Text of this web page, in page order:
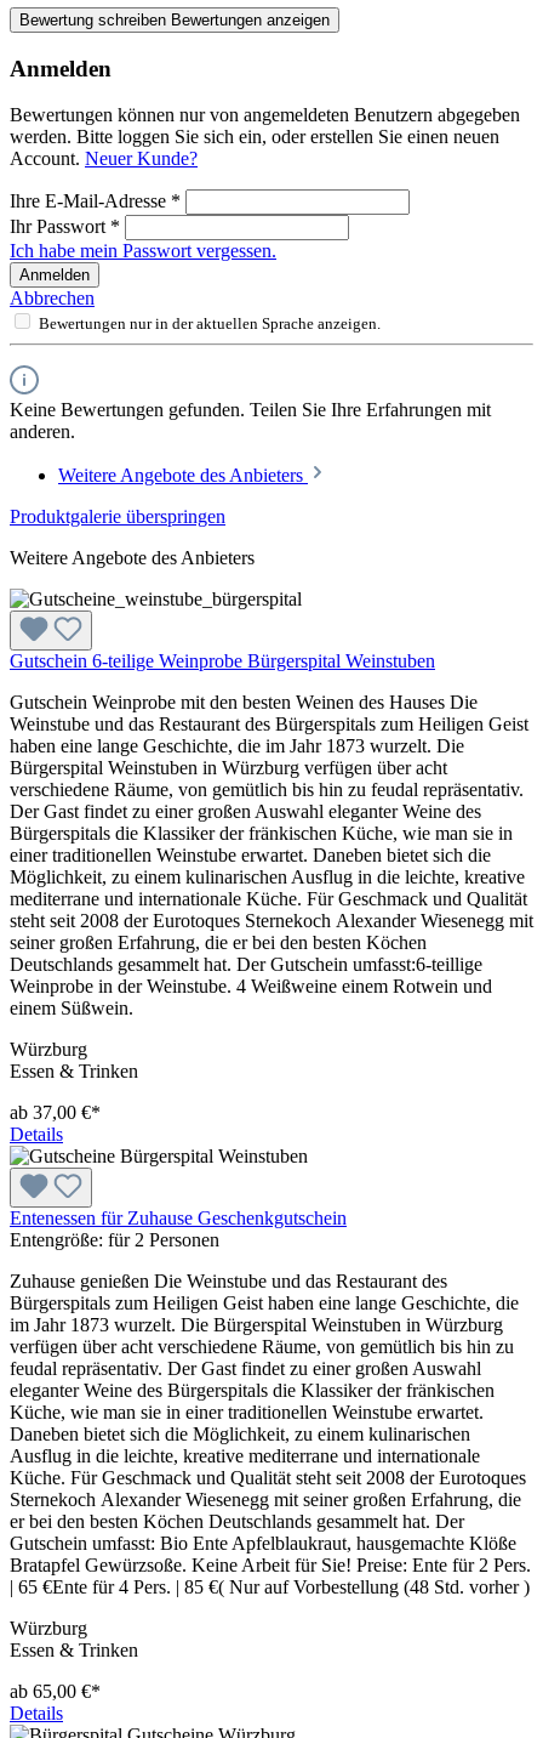
Bewertung schreiben Bewertungen anzeigen
Anmelden
Bewertungen können nur von angemeldeten Benutzern abgegeben
werden. Bitte loggen Sie sich ein, oder erstellen Sie einen neuen
Account. Neuer Kunde?
Ihre E-Mail-Adresse *
Ihr Passwort *
Ich habe mein Passwort vergessen.
Anmelden
Abbrechen
Bewertungen nur in der aktuellen Sprache anzeigen.
Keine Bewertungen gefunden. Teilen Sie Ihre Erfahrungen mit
anderen.
Weitere Angebote des Anbieters
Produktgalerie überspringen
Weitere Angebote des Anbieters
Gutschein 6-teilige Weinprobe Bürgerspital Weinstuben
Gutschein Weinprobe mit den besten Weinen des Hauses Die
Weinstube und das Restaurant des Bürgerspitals zum Heiligen Geist
haben eine lange Geschichte, die im Jahr 1873 wurzelt. Die
Bürgerspital Weinstuben in Würzburg verfügen über acht
verschiedene Räume, von gemütlich bis hin zu feudal repräsentativ.
Der Gast findet zu einer großen Auswahl eleganter Weine des
Bürgerspitals die Klassiker der fränkischen Küche, wie man sie in
einer traditionellen Weinstube erwartet. Daneben bietet sich die
Möglichkeit, zu einem kulinarischen Ausflug in die leichte, kreative
mediterrane und internationale Küche. Für Geschmack und Qualität
steht seit 2008 der Eurotoques Sternekoch Alexander Wiesenegg mit
seiner großen Erfahrung, die er bei den besten Köchen
Deutschlands gesammelt hat. Der Gutschein umfasst:6-teillige
Weinprobe in der Weinstube. 4 Weißweine einem Rotwein und
einem Süßwein.
Würzburg
Essen & Trinken
ab 37,00 €*
Details
Entenessen für Zuhause Geschenkgutschein
Entengröße: für 2 Personen
Zuhause genießen Die Weinstube und das Restaurant des
Bürgerspitals zum Heiligen Geist haben eine lange Geschichte, die
im Jahr 1873 wurzelt. Die Bürgerspital Weinstuben in Würzburg
verfügen über acht verschiedene Räume, von gemütlich bis hin zu
feudal repräsentativ. Der Gast findet zu einer großen Auswahl
eleganter Weine des Bürgerspitals die Klassiker der fränkischen
Küche, wie man sie in einer traditionellen Weinstube erwartet.
Daneben bietet sich die Möglichkeit, zu einem kulinarischen
Ausflug in die leichte, kreative mediterrane und internationale
Küche. Für Geschmack und Qualität steht seit 2008 der Eurotoques
Sternekoch Alexander Wiesenegg mit seiner großen Erfahrung, die
er bei den besten Köchen Deutschlands gesammelt hat. Der
Gutschein umfasst: Bio Ente Apfelblaukraut, hausgemachte Klöße
Bratapfel Gewürzsoße. Keine Arbeit für Sie! Preise: Ente für 2 Pers.
| 65 €Ente für 4 Pers. | 85 €( Nur auf Vorbestellung (48 Std. vorher )
Würzburg
Essen & Trinken
ab 65,00 €*
Details